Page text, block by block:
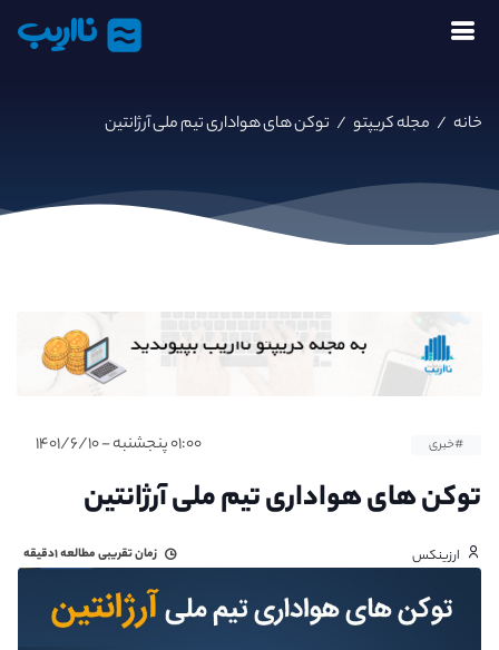
نااریب
خانه / مجله کریپتو / توکن های هواداری تیم ملی آرژانتین
#خبری ۰۱:۰۰ پنجشنبه - ۱۴۰۱/۶/۱۰
توکن های هواداری تیم ملی آرژانتین
ارزینکس زمان تقریبی مطالعه۱دقیقه